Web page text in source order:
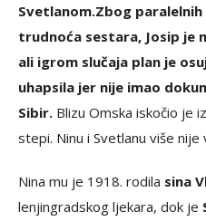
Svetlanom.Zbog
trudnoća sestara, Josip je
ali igrom slučaja plan je
uhapsila jer nije imao
Sibir. Blizu Omska iskočio je
stepi. Ninu i Svetlanu više nije
Nina mu je 1918. rodila sina
lenjingradskog ljekara, dok je